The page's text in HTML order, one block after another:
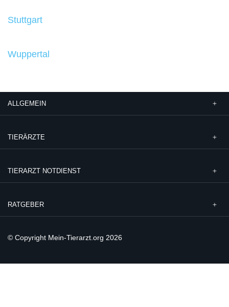
Stuttgart
Wuppertal
ALLGEMEIN
TIERÄRZTE
TIERARZT NOTDIENST
RATGEBER
© Copyright Mein-Tierarzt.org 2026